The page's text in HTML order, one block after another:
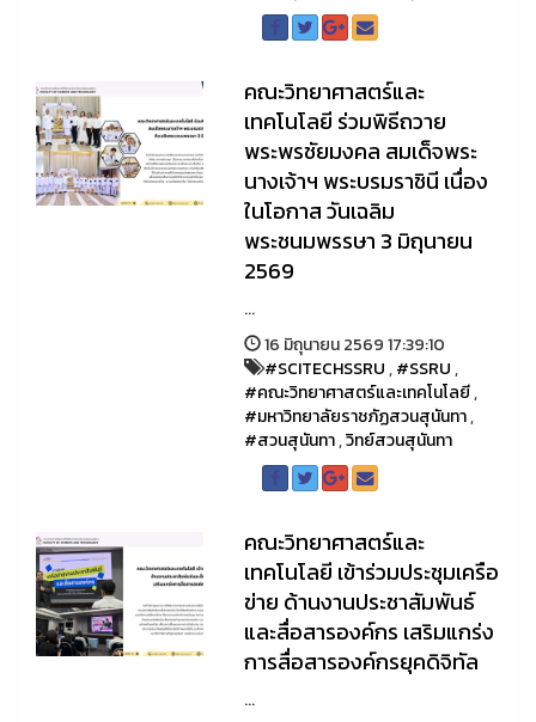
คณะวิทยาศาสตร์และ
เทคโนโลยี ร่วมพิธีถวาย
พระพรชัยมงคล สมเด็จพระ
นางเจ้าฯ พระบรมราชินี เนื่อง
ในโอกาส วันเฉลิม
พระชนมพรรษา 3 มิถุนายน
2569
...
16 มิถุนายน 2569 17:39:10
#SCITECHSSRU,#SSRU,
#คณะวิทยาศาสตร์และเทคโนโลยี,
#มหาวิทยาลัยราชภัฏสวนสุนันทา,
#สวนสุนันทา,วิทย์สวนสุนันทา
คณะวิทยาศาสตร์และ
เทคโนโลยี เข้าร่วมประชุมเครือ
ข่าย ด้านงานประชาสัมพันธ์
และสื่อสารองค์กร เสริมแกร่ง
การสื่อสารองค์กรยุคดิจิทัล
...